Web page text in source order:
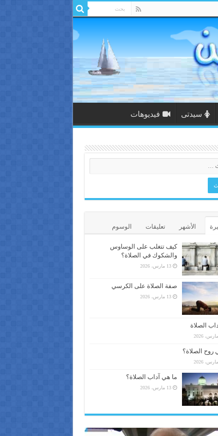
سيدتى فيديوهات
الأشهر تعليقات الوسوم
كيف تتغلب على الوساوس
والشكوك في الصلاة؟
13 مارس، 2026
صفة الصلاة على الكرسي
13 مارس، 2026
الصلاة
روح الصلاة؟
ما هي آداب الصلاة؟
13 مارس، 2026